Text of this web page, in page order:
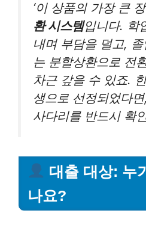
‘이 상품의 가장 큰
환 시스템입니다. 학
내며 부담을 덜고,
는 분할상환으로 전
차근 갚을 수 있죠.
생으로 선정되었다
사다리를 반드시 확
대출 대상: 누
나요?